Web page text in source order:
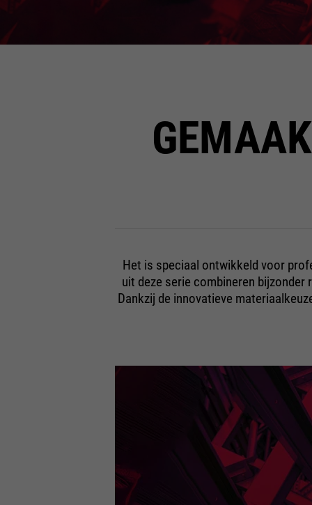
Het is speciaal ontwikkeld voor
uit deze serie combineren
Dankzij de innovatieve